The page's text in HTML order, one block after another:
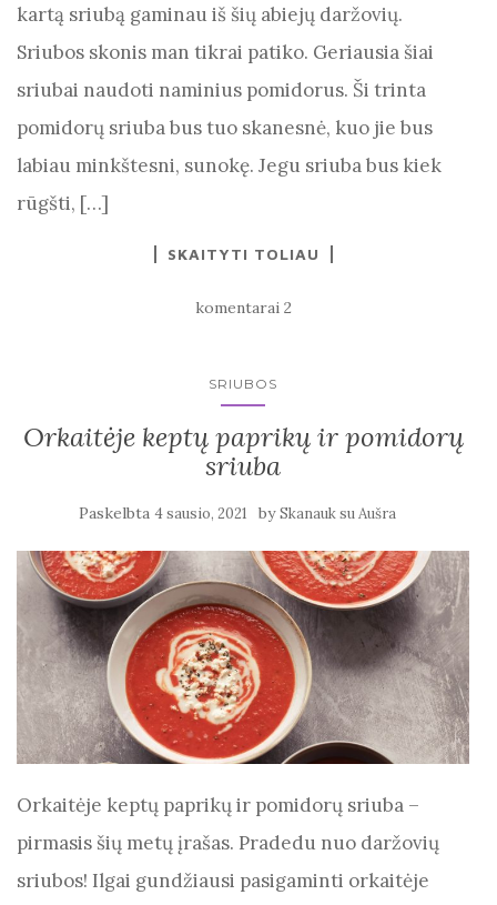
kartą sriubą gaminau iš šių abiejų daržovių.
Sriubos skonis man tikrai patiko. Geriausia šiai
sriubai naudoti naminius pomidorus. Ši trinta
pomidorų sriuba bus tuo skanesnė, kuo jie bus
labiau minkštesni, sunokę. Jegu sriuba bus kiek
rūgšti, […]
SKAITYTI TOLIAU
komentarai 2
SRIUBOS
Orkaitėje keptų paprikų ir pomidorų
sriuba
Paskelbta 4 sausio, 2021 bySkanauk su Aušra
Orkaitėje keptų paprikų ir pomidorų sriuba –
pirmasis šių metų įrašas. Pradedu nuo daržovių
sriubos! Ilgai gundžiausi pasigaminti orkaitėje